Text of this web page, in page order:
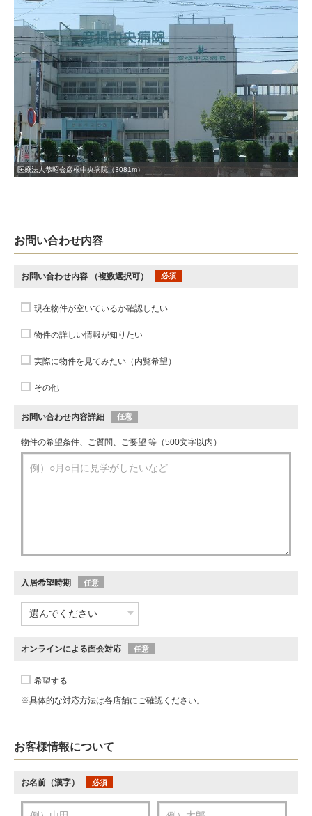
医療法人恭昭会彦根中央病院（3081m）
お問い合わせ内容
お問い合わせ内容 （複数選択可） 必須
現在物件が空いているか確認したい
物件の詳しい情報が知りたい
実際に物件を見てみたい（内覧希望）
その他
お問い合わせ内容詳細 任意
物件の希望条件、ご質問、ご要望 等（500文字以内）
入居希望時期 任意
オンラインによる面会対応 任意
希望する
※具体的な対応方法は各店舗にご確認ください。
お客様情報について
お名前（漢字） 必須